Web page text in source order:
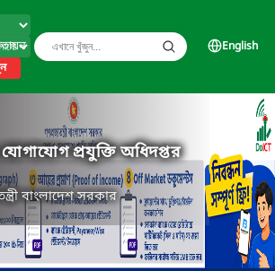
English
প্রযুক্তি অধিদপ্তর
বাংলাদেশ সরকার